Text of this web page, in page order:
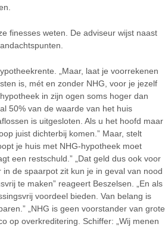
finesses weten. De adviseur wijst naast
„Maar, laat je voorrekenen
is, mét en zonder NHG, voor je jezelf
in zijn ogen soms hoger dan
50% van de waarde van het huis
is uitgesloten. Als u het hoofd maar
juist dichterbij komen.” Maar, stelt
je huis met NHG-hypotheek moet
een restschuld.” „Dat geld dus ook voor
de spaarpot zit kun je in geval van nood
te maken” reageert Beszelsen. „En als
voordeel bieden. Van belang is
„NHG is geen voorstander van grote
op overkreditering. Schiffer: „Wij menen